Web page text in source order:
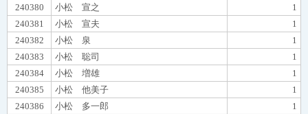
240380
小松 宣之
1
240381
小松 宣夫
1
240382
小松 泉
1
240383
小松 聡司
1
240384
小松 増雄
1
240385
小松 他美子
1
240386
小松 多一郎
1